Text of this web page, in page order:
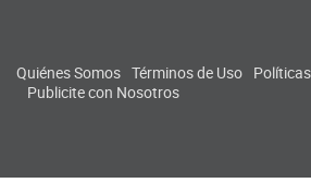
Quiénes Somos Términos de Uso
Publicite con Nosotros